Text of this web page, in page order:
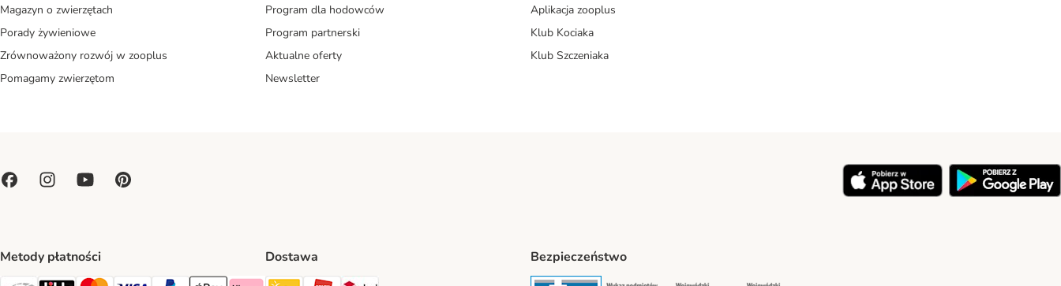
Magazyn o zwierzętach
Porady żywieniowe
Zrównoważony rozwój w zooplus
Pomagamy zwierzętom
Program dla hodowców
Program partnerski
Aktualne oferty
Newsletter
Aplikacja zooplus
Klub Kociaka
Klub Szczeniaka
Metody płatności Dostawa
Paczkomat® Shipping Method
ORLEN Paczka Shipping Method
Bezpieczeństwo
Security Security Security